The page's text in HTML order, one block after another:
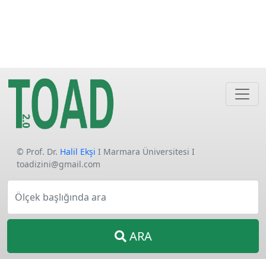
© Prof. Dr. Halil Ekşi I Marmara Üniversitesi I
toadizini@gmail.com
Ölçek başlığında ara
ARA